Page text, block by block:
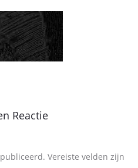
Reactie
Vereiste velden zijn